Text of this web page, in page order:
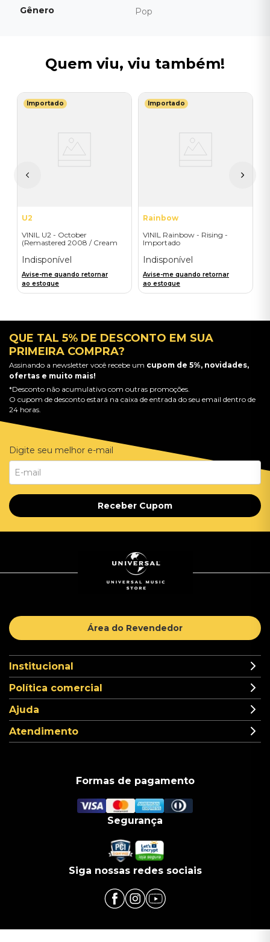
Gênero Pop
Quem viu, viu também!
Importado
U2
VINIL U2 - October
(Remastered 2008 / Cream
Indisponível
Avise-me quando retornar
ao estoque
Importado
Rainbow
VINIL Rainbow - Rising -
Importado
Indisponível
Avise-me quando retornar
ao estoque
QUE TAL 5% DE DESCONTO EM SUA
PRIMEIRA COMPRA?
Assinando a newsletter você recebe um cupom de 5%, novidades,
ofertas e muito mais!
*Desconto não acumulativo com outras promoções.
O cupom de desconto estará na caixa de entrada do seu email dentro de
24 horas.
Digite seu melhor e-mail
Receber Cupom
Área do Revendedor
Institucional
Política comercial
Ajuda
Atendimento
Formas de pagamento
Segurança
Siga nossas redes sociais